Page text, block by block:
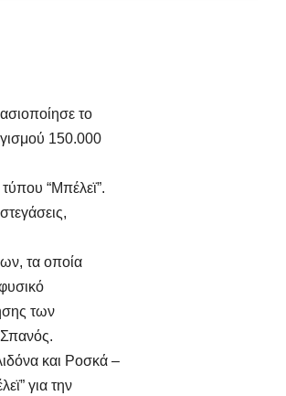
το
150.000
“Μπέλεϊ”.
τα οποία
των
και Ροσκά –
για την